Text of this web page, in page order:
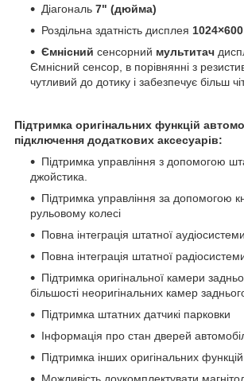
Діагональ 7" (дюйма)
Роздільна здатність дисплея 1024×600
Ємнісний сенсорний мультитач
Ємнісний сенсор, в порівнянні з
чутливий до дотику і забезпечує більш
Підтримка оригінальних функцій
підключення додаткових аксесуарів:
Підтримка управління з допомогою
джойстика.
Підтримка управління за допомогою
рульовому колесі
Повна інтеграція штатної
Повна інтеграція штатної
Підтримка оригінальної камери
більшості неоригінальних камер
Підтримка штатних датчикі парковки
Інформація про стан дверей
Підтримка інших оригінальних
Можливість доукомплектувати